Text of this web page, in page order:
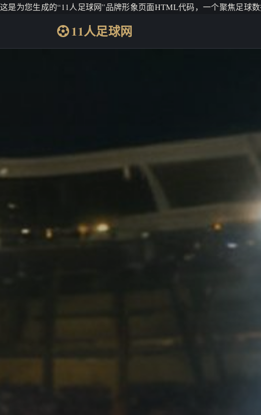
这是为您生成的“11人足球网”品牌形象页面HTML代码，一个聚焦足球数
11人足球网